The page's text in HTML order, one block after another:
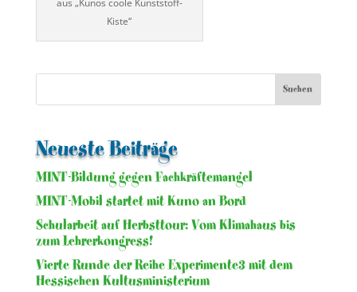
aus „Kunos coole Kunststoff-
Kiste“
Neueste Beiträge
MINT-Bildung gegen Fachkräftemangel
MINT-Mobil startet mit Kuno an Bord
Schularbeit auf Herbsttour: Vom Klimahaus bis
zum Lehrerkongress!
Vierte Runde der Reihe Experimente3 mit dem
Hessischen Kultusministerium